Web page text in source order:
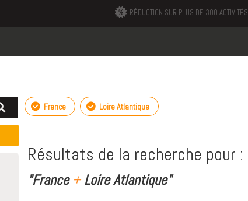
RÉDUCTION SUR PLUS DE 300 ACTIVITÉS
France Loire Atlantique
Résultats de la recherche pour :
"France +Loire Atlantique"